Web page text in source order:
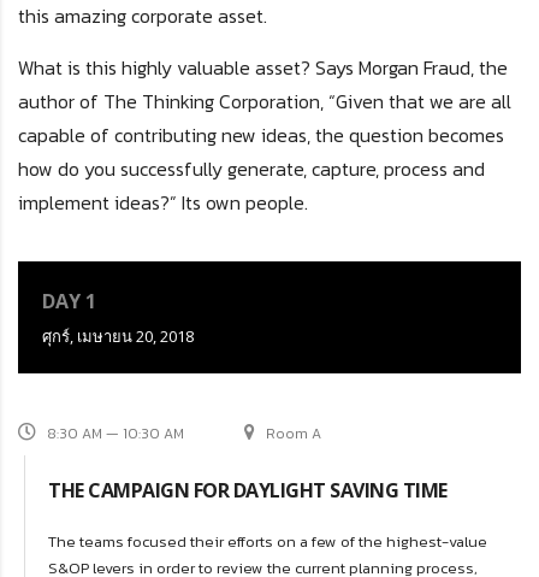
this amazing corporate asset.
What is this highly valuable asset? Says Morgan Fraud, the
author of The Thinking Corporation, “Given that we are all
capable of contributing new ideas, the question becomes
how do you successfully generate, capture, process and
implement ideas?” Its own people.
DAY 1
ศุกร์, เมษายน 20, 2018
8:30 AM — 10:30 AM Room A
THE CAMPAIGN FOR DAYLIGHT SAVING TIME
The teams focused their efforts on a few of the highest-value
S&OP levers in order to review the current planning process,